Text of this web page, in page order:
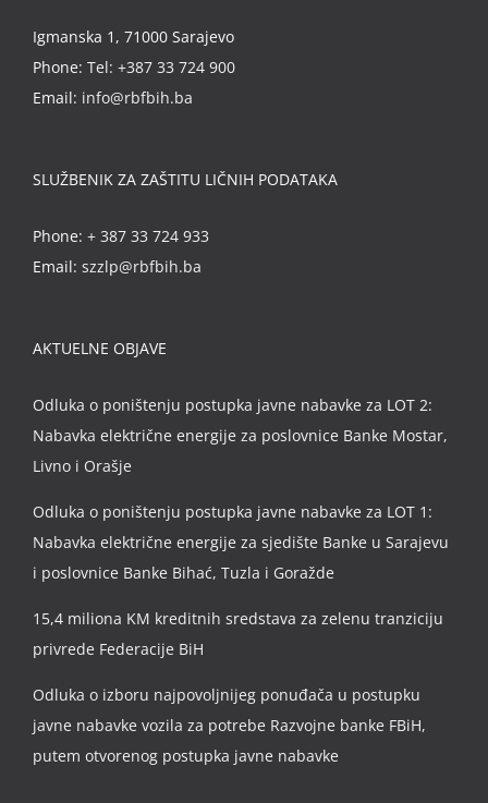
Igmanska 1, 71000 Sarajevo
Phone: Tel: +387 33 724 900
Email: info@rbfbih.ba
SLUŽBENIK ZA ZAŠTITU LIČNIH PODATAKA
Phone: + 387 33 724 933
Email: szzlp@rbfbih.ba
AKTUELNE OBJAVE
Odluka o poništenju postupka javne nabavke za LOT 2:
Nabavka električne energije za poslovnice Banke Mostar,
Livno i Orašje
Odluka o poništenju postupka javne nabavke za LOT 1:
Nabavka električne energije za sjedište Banke u Sarajevu
i poslovnice Banke Bihać, Tuzla i Goražde
15,4 miliona KM kreditnih sredstava za zelenu tranziciju
privrede Federacije BiH
Odluka o izboru najpovoljnijeg ponuđača u postupku
javne nabavke vozila za potrebe Razvojne banke FBiH,
putem otvorenog postupka javne nabavke